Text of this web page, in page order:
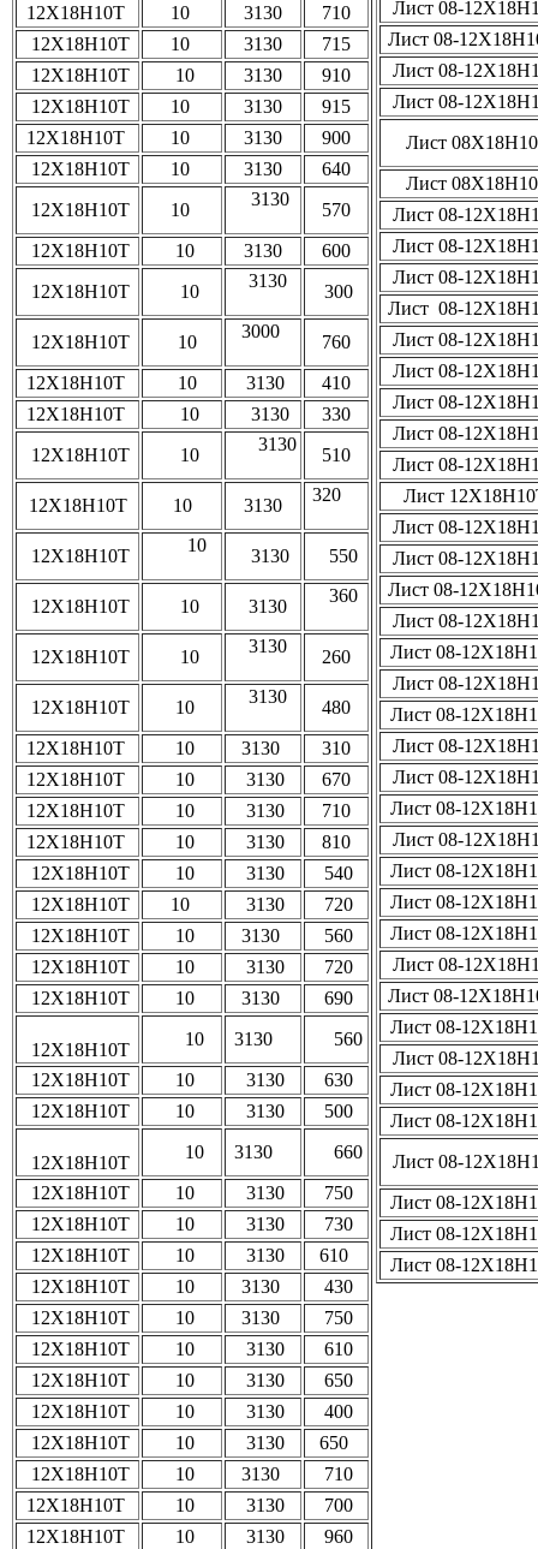
12Х18Н10Т 10 3130
710
12Х18Н10Т
10 3130
715
12Х18Н10Т
10 3130
910
12Х18Н10Т
10 3130
915
12Х18Н10Т
10 3130
900
12Х18Н10Т
10 3130
640
12Х18Н10Т
10
3130
570
12Х18Н10Т
10 3130
600
12Х18Н10Т
10
3130
300
12Х18Н10Т 10
3000
760
12Х18Н10Т
10 3130
410
12Х18Н10Т
10 3130
330
12Х18Н10Т
10
3130
510
12Х18Н10Т 10 3130
320
12Х18Н10Т
10
3130 550
12Х18Н10Т 10 3130
360
12Х18Н10Т 10
3130
260
12Х18Н10Т 10
3130
480
12Х18Н10Т
10 3130
310
12Х18Н10Т
10 3130
670
12Х18Н10Т
10 3130
710
12Х18Н10Т
10 3130
810
12Х18Н10Т
10 3130
540
12Х18Н10Т
10 3130
720
12Х18Н10Т
10 3130
560
12Х18Н10Т
10 3130
720
12Х18Н10Т
10 3130 690
12Х18Н10Т
10 3130
560
12Х18Н10Т
10 3130
630
12Х18Н10Т
10 3130 500
12Х18Н10Т
10 3130
660
12Х18Н10Т
10 3130
750
12Х18Н10Т
10 3130
730
12Х18Н10Т
10 3130
610
12Х18Н10Т
10 3130
430
12Х18Н10Т
10 3130
750
12Х18Н10Т
10 3130
610
12Х18Н10Т
10 3130
650
12Х18Н10Т
10 3130
400
12Х18Н10Т
10 3130
650
12Х18Н10Т
10 3130
710
12Х18Н10Т
10 3130
700
12Х18Н10Т
10 3130
960
Лист 08-
Лист 08-
Лист 08-
Лист 08-
Лист
Лист
Лист 08-
Лист 08-
Лист 08-
Лист 08-
Лист 08-
Лист 08-
Лист 08-
Лист 08-
Лист 08-
Лист
Лист 08-
Лист 08-
Лист 08-
Лист 08-
Лист 08-
Лист 08-
Лист 08-
Лист 08-
Лист 08-
Лист 08-
Лист 08-
Лист 08-
Лист 08-
Лист 08-
Лист 08-
Лист 08-
Лист 08-
Лист 08-
Лист 08-
Лист 08-
Лист 08-
Лист 08-
Лист 08-
Лист 08-